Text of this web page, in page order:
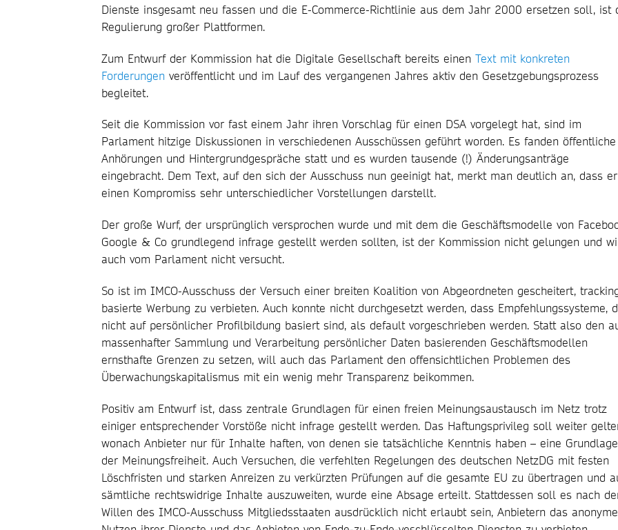
Dienste insgesamt neu fassen und die E-Commerce-Richtlinie aus dem Jahr 2000 ersetzen soll, ist
Regulierung großer Plattformen.
Zum Entwurf der Kommission hat die Digitale Gesellschaft bereits einen Text mit konkreten
Forderungen veröffentlicht und im Lauf des vergangenen Jahres aktiv den Gesetzgebungsprozess
begleitet.
Seit die Kommission vor fast einem Jahr ihren Vorschlag für einen DSA vorgelegt hat, sind im
Parlament hitzige Diskussionen in verschiedenen Ausschüssen geführt worden. Es fanden öffentliche
Anhörungen und Hintergrundgespräche statt und es wurden tausende (!) Änderungsanträge
eingebracht. Dem Text, auf den sich der Ausschuss nun geeinigt hat, merkt man deutlich an, dass er
einen Kompromiss sehr unterschiedlicher Vorstellungen darstellt.
Der große Wurf, der ursprünglich versprochen wurde und mit dem die Geschäftsmodelle von
Google & Co grundlegend infrage gestellt werden sollten, ist der Kommission nicht gelungen und
auch vom Parlament nicht versucht.
So ist im IMCO-Ausschuss der Versuch einer breiten Koalition von Abgeordneten gescheitert,
basierte Werbung zu verbieten. Auch konnte nicht durchgesetzt werden, dass Empfehlungssysteme,
nicht auf persönlicher Profilbildung basiert sind, als default vorgeschrieben werden. Statt also den
massenhafter Sammlung und Verarbeitung persönlicher Daten basierenden Geschäftsmodellen
ernsthafte Grenzen zu setzen, will auch das Parlament den offensichtlichen Problemen des
Überwachungskapitalismus mit ein wenig mehr Transparenz beikommen.
Positiv am Entwurf ist, dass zentrale Grundlagen für einen freien Meinungsaustausch im Netz trotz
einiger entsprechender Vorstöße nicht infrage gestellt werden. Das Haftungsprivileg soll weiter
wonach Anbieter nur für Inhalte haften, von denen sie tatsächliche Kenntnis haben – eine Grundlage
der Meinungsfreiheit. Auch Versuchen, die verfehlten Regelungen des deutschen NetzDG mit festen
Löschfristen und starken Anreizen zu verkürzten Prüfungen auf die gesamte EU zu übertragen und
sämtliche rechtswidrige Inhalte auszuweiten, wurde eine Absage erteilt. Stattdessen soll es nach
Willen des IMCO-Ausschuss Mitgliedsstaaten ausdrücklich nicht erlaubt sein, Anbietern das anonyme